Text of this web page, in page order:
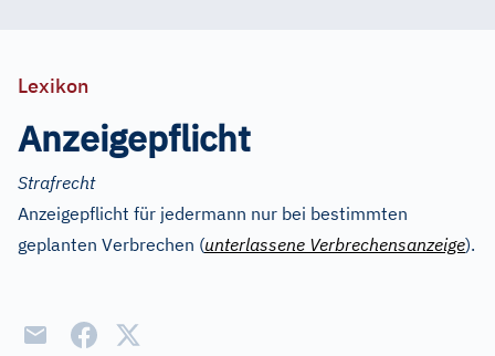
Lexikon
Anzeigepflicht
Strafrecht
Anzeigepflicht für jedermann nur bei bestimmten
geplanten Verbrechen (unterlassene Verbrechensanzeige).